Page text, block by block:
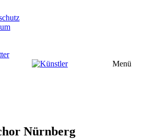
Menü
Nürnberg